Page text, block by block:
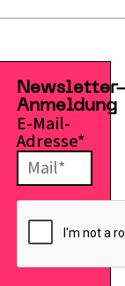
Anmeldung
E-Mail-
Adresse*